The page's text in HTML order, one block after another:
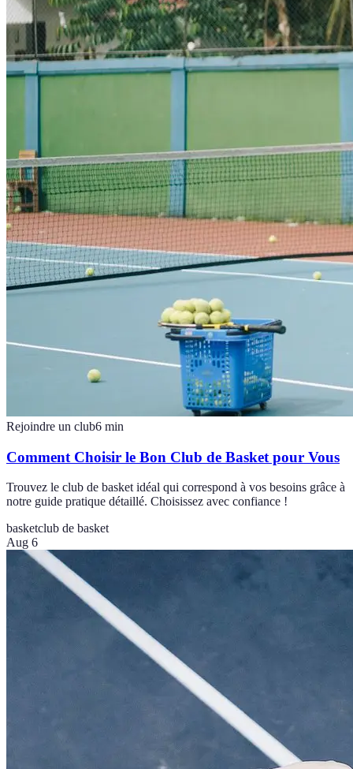
Rejoindre un club6 min
Comment Choisir le Bon Club de Basket pour Vous
Trouvez le club de basket idéal qui correspond à vos besoins grâce à
notre guide pratique détaillé. Choisissez avec confiance !
basketclub de basket
Aug 6